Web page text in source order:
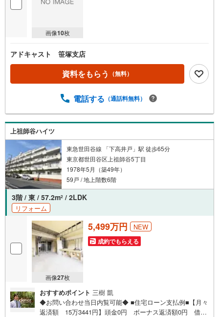
画像10枚
アドキャスト 笹塚支店
資料をもらう （無料）
電話する （通話料無料）
上祖師谷ハイツ
東急世田谷線 「下高井戸」駅 徒歩65分
東京都世田谷区上祖師谷5丁目
1978年5月（築49年）
59戸 / 地上階数6階
3階 / 東 / 57.2m2 / 2LDK
リフォーム
画像27枚
5,499万円 NEW
成約でもらえる
おすすめポイント 三樹 凱
◆お問い合わせ当日内覧可能◆ ■住宅ローン支払例■【月々
返済額 15万3441円】頭金0円 ボーナス返済額0円 借入